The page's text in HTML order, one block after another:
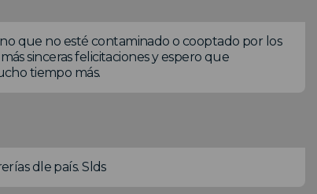
que no esté contaminado o cooptado por los
sinceras felicitaciones y espero que
tiempo más.
dle país. Slds